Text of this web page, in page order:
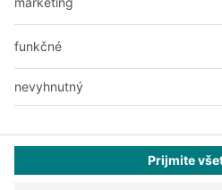
038 760 00 86
© 2026 BITO-Lagertechnik
Táto ponuka je určená pre
profesie na použitie pri